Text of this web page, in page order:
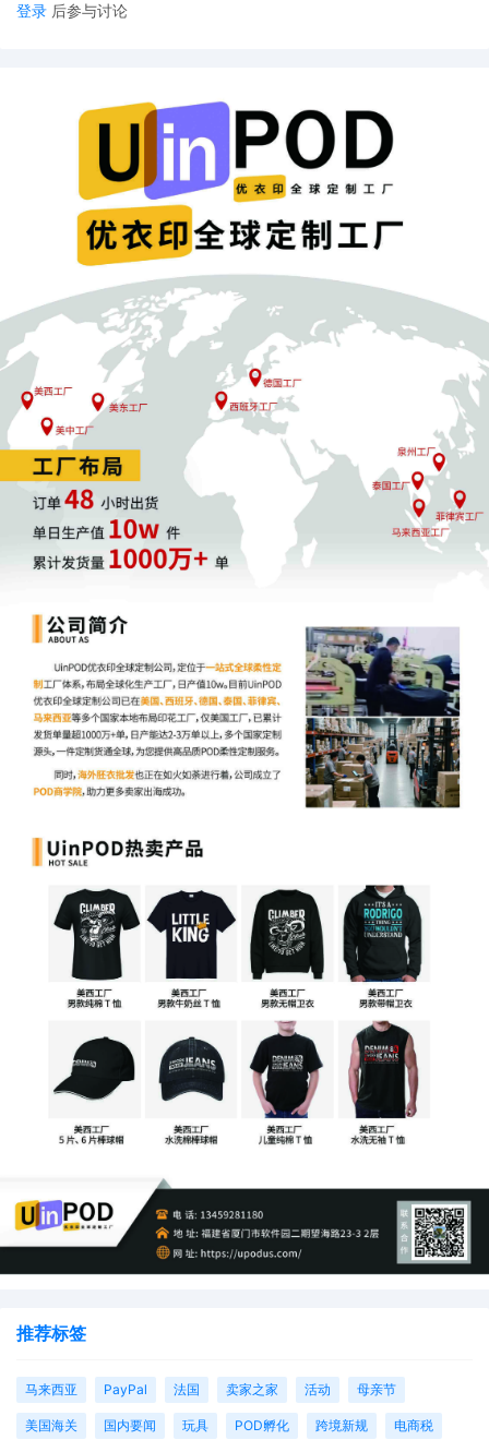
登录 后参与讨论
推荐标签
马来西亚 PayPal 法国 卖家之家 活动 母亲节
美国海关 国内要闻 玩具 POD孵化 跨境新规 电商税